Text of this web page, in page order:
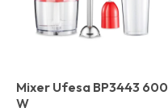
Mixer Ufesa BP3443 600
W